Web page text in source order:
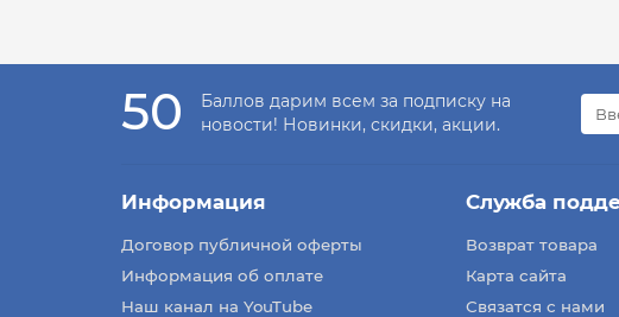
50
Баллов дарим всем за подписку на
новости! Новинки, скидки, акции.
Информация
Договор публичной оферты
Информация об оплате
Наш канал на YouTube
Служба
Возврат товара
Карта сайта
Связатся с нами